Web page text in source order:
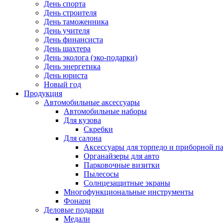
День спорта
День строителя
День таможенника
День учителя
День финансиста
День шахтера
День эколога (эко-подарки)
День энергетика
День юриста
Новый год
Продукция
Автомобильные аксессуары
Автомобильные наборы
Для кузова
Скребки
Для салона
Аксессуары для торпедо и приборной
Органайзеры для авто
Парковочные визитки
Пылесосы
Солнцезащитные экраны
Многофункциональные инструменты
Фонари
Деловые подарки
Медали